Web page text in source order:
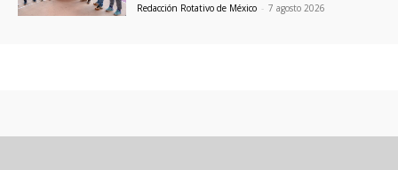
Redacción Rotativo de México - 7 agosto 2026